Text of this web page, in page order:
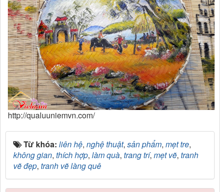
http://qualuuniemvn.com/
Từ khóa: liên hệ, nghệ thuật, sản phẩm, mẹt tre,
không gian, thích hợp, làm quà, trang trí, mẹt vẽ, tranh
vẽ đẹp, tranh vẽ làng quê